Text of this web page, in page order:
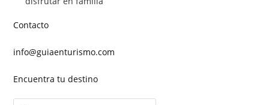
Contacto
info@guiaenturismo.com
Encuentra tu destino